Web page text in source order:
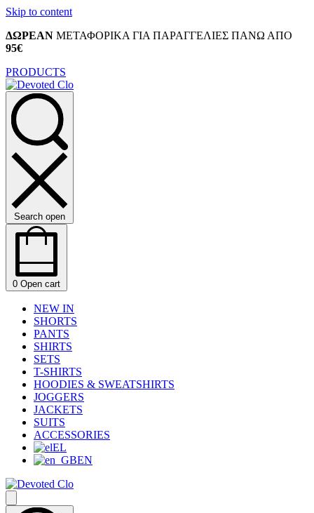
Skip to content
ΔΩΡΕΑΝ ΜΕΤΑΦΟΡΙΚΑ ΓΙΑ ΠΑΡΑΓΓΕΛΙΕΣ ΠΑΝΩ ΑΠΟ
95€
PRODUCTS
Search open
0 Open cart
NEW IN
SHORTS
PANTS
SHIRTS
SETS
T-SHIRTS
HOODIES & SWEATSHIRTS
JOGGERS
JACKETS
SUITS
ACCESSORIES
EL
EN